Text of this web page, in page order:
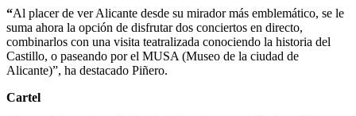
“Al placer de ver Alicante desde su mirador más emblemático, se le
suma ahora la opción de disfrutar dos conciertos en directo,
combinarlos con una visita teatralizada conociendo la historia del
Castillo, o paseando por el MUSA (Museo de la ciudad de
Alicante)”, ha destacado Piñero.
Cartel